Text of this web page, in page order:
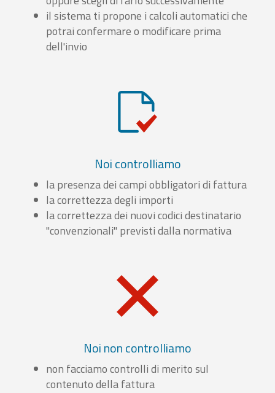
il sistema ti propone i calcoli automatici che
potrai confermare o modificare prima
dell'invio
Noi controlliamo
la presenza dei campi obbligatori di fattura
la correttezza degli importi
la correttezza dei nuovi codici destinatario
"convenzionali" previsti dalla normativa
Noi non controlliamo
non facciamo controlli di merito sul
contenuto della fattura